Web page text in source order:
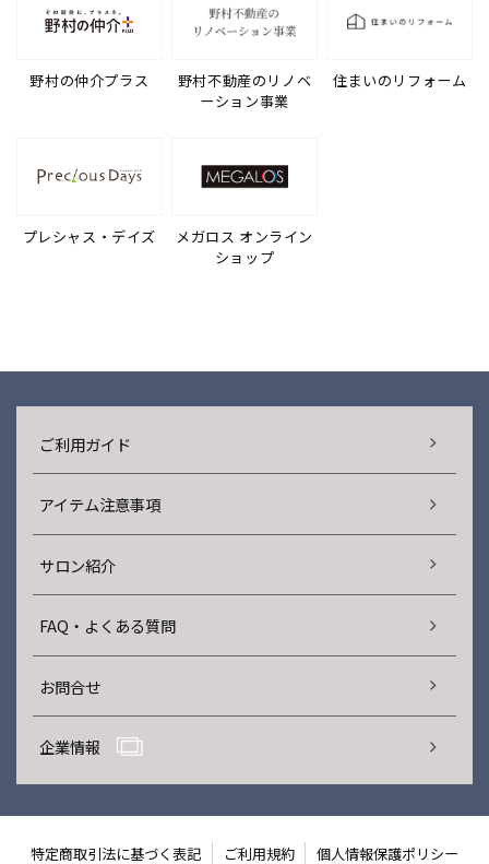
野村の仲介プラス
野村不動産のリノベ
ーション事業
住まいのリフォーム
プレシャス・デイズ
メガロス オンライン
ショップ
ご利用ガイド
アイテム注意事項
サロン紹介
FAQ・よくある質問
お問合せ
企業情報
特定商取引法に基づく表記 ご利用規約 個人情報保護ポリシー